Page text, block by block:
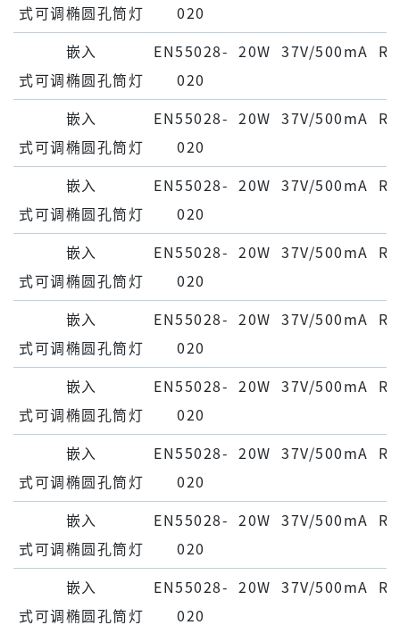
式可调椭圆孔筒灯 020
嵌⼊
式可调椭圆孔筒灯
EN55028-
020
20W 37V/500mA
嵌⼊
式可调椭圆孔筒灯
EN55028-
020
20W 37V/500mA
嵌⼊
式可调椭圆孔筒灯
EN55028-
020
20W 37V/500mA
嵌⼊
式可调椭圆孔筒灯
EN55028-
020
20W 37V/500mA
嵌⼊
式可调椭圆孔筒灯
EN55028-
020
20W 37V/500mA
嵌⼊
式可调椭圆孔筒灯
EN55028-
020
20W 37V/500mA
嵌⼊
式可调椭圆孔筒灯
EN55028-
020
20W 37V/500mA
嵌⼊
式可调椭圆孔筒灯
EN55028-
020
20W 37V/500mA
嵌⼊
式可调椭圆孔筒灯
EN55028-
020
20W 37V/500mA